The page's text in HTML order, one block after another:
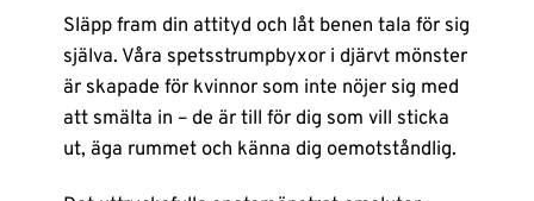
Släpp fram din attityd och låt benen tala för sig
själva. Våra spetsstrumpbyxor i djärvt mönster
är skapade för kvinnor som inte nöjer sig med
att smälta in – de är till för dig som vill sticka
ut, äga rummet och känna dig oemotståndlig.